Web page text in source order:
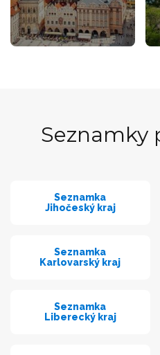
Seznamky
Seznamka
Jihočeský kraj
Seznamka
Karlovarský kraj
Seznamka
Liberecký kraj